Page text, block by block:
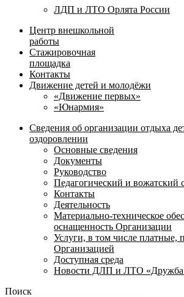
ЛДП и ЛТО Орлята России
Центр внешкольной
работы
Стажировочная
площадка
Контакты
Движение детей и молодёжи
«Движение первых»
«Юнармия»
Сведения об организации отдыха
оздоровлении
Основные сведения
Документы
Руководство
Педагогический и вожатский
Контакты
Деятельность
Материально-техническое
оснащенность Организации
Услуги, в том числе платные,
Организацией
Доступная среда
Новости ДЛП и ЛТО «Дружба
Поиск